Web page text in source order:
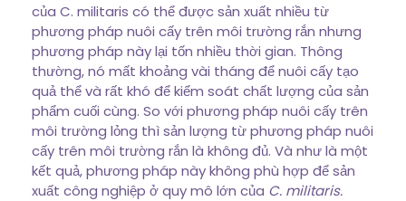
của C. militaris có thể được sản xuất nhiều từ
phương pháp nuôi cấy trên môi trường rắn nhưng
phương pháp này lại tốn nhiều thời gian. Thông
thường, nó mất khoảng vài tháng để nuôi cấy tạo
quả thể và rất khó để kiểm soát chất lượng của sản
phẩm cuối cùng. So với phương pháp nuôi cấy trên
môi trường lỏng thì sản lượng từ phương pháp nuôi
cấy trên môi trường rắn là không đủ. Và như là một
kết quả, phương pháp này không phù hợp để sản
xuất công nghiệp ở quy mô lớn của C. militaris.